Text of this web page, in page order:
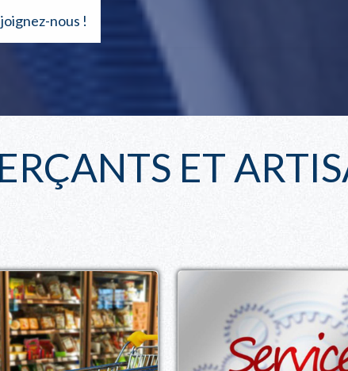
nous !
ET